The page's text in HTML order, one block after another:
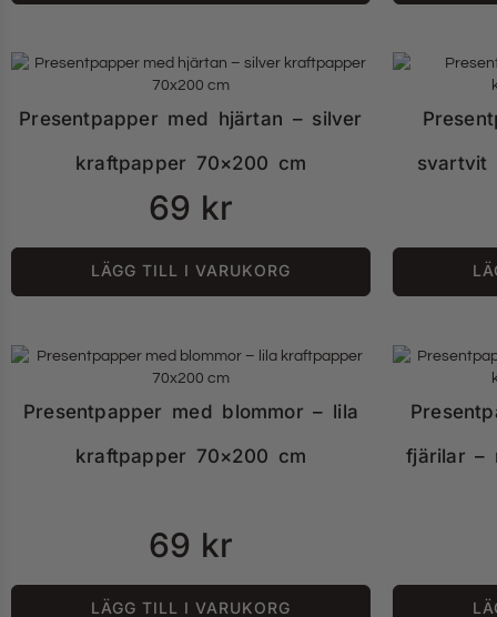
Presentpapper med hjärtan – silver
kraftpapper 70×200 cm
69 kr
LÄGG TILL I VARUKORG
svartvit
Presentpapper med blommor – lila
kraftpapper 70×200 cm
69 kr
LÄGG TILL I VARUKORG
fjärilar –